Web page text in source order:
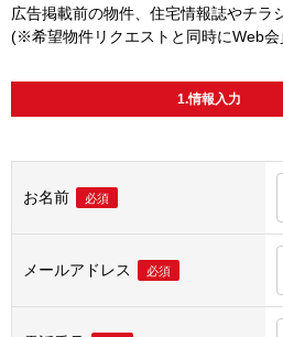
広告掲載前の物件、住宅情報誌やチラ
(※希望物件リクエストと同時にWeb
1.情報入力
お名前 必須
メールアドレス 必須